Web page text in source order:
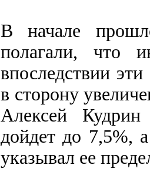
В начале
полагали, что
впоследствии
в сторону
Алексей
дойдет до 7,5%,
указывал ее